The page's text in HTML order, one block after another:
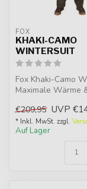
FOX
KHAKI-CAMO
WINTERSUIT
Fox Khaki-Camo
Maximale Wärme
Wasserdich...
€209,95 UVP
* Inkl. MwSt. zzgl.
Auf Lager